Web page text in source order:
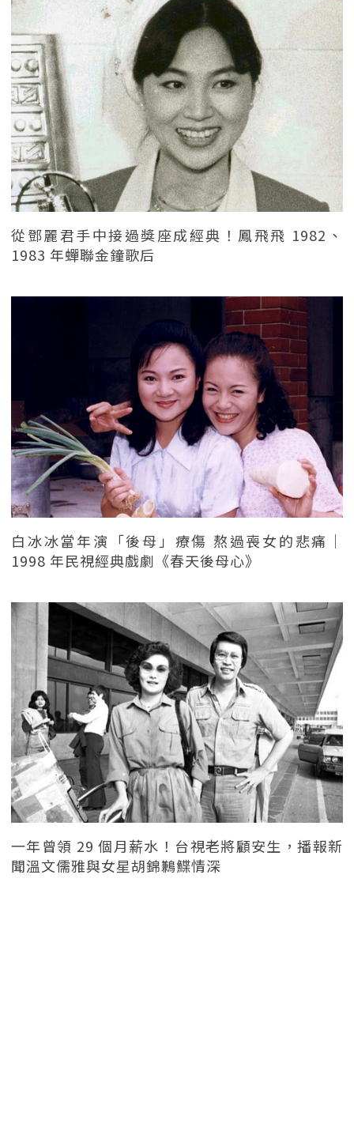
從鄧麗君手中接過獎座成經典！鳳飛飛 1982、
1983 年蟬聯金鐘歌后
白冰冰當年演「後母」療傷 熬過喪女的悲痛｜
1998 年民視經典戲劇《春天後母心》
一年曾領 29 個月薪水！台視老將顧安生，播報新
聞溫文儒雅與女星胡錦鶼鰈情深